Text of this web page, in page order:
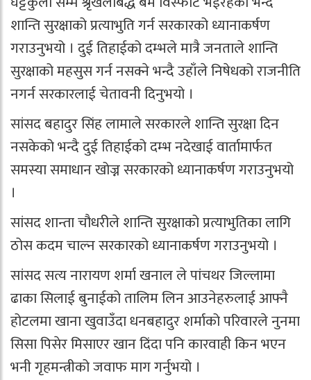
शान्ति सुरक्षाको प्रत्याभुति गर्न सरकारको ध्यानाकर्षण
गराउनुभयो । दुई तिहाईको दम्भले मात्रै जनताले शान्ति
सुरक्षाको महसुस गर्न नसक्ने भन्दै उहाँले निषेधको राजनीति
नगर्न सरकारलाई चेतावनी दिनुभयो ।
सांसद बहादुर सिंह लामाले सरकारले शान्ति सुरक्षा दिन
नसकेको भन्दै दुई तिहाईको दम्भ नदेखाई वार्तामार्फत
समस्या समाधान खोज्न सरकारको ध्यानाकर्षण गराउनुभयो
।
सांसद शान्ता चौधरीले शान्ति सुरक्षाको प्रत्याभुतिका लागि
ठोस कदम चाल्न सरकारको ध्यानाकर्षण गराउनुभयो ।
सांसद सत्य नारायण शर्मा खनाल ले पांचथर जिल्लामा
ढाका सिलाई बुनाईको तालिम लिन आउनेहरुलाई आफ्नै
होटलमा खाना खुवाउँदा धनबहादुर शर्माको परिवारले नुनमा
सिसा पिसेर मिसाएर खान दिंदा पनि कारवाही किन भएन
भनी गृहमन्त्रीको जवाफ माग गर्नुभयो ।